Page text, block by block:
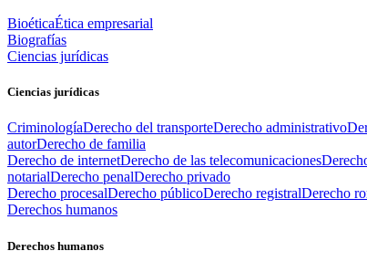
BioéticaÉtica empresarial
Biografías
Ciencias jurídicas
Ciencias jurídicas
CriminologíaDerecho del transporteDerecho administrativo
autorDerecho de familia
Derecho de internetDerecho de las telecomunicaciones
notarialDerecho penalDerecho privado
Derecho procesalDerecho públicoDerecho registralDerecho
Derechos humanos
Derechos humanos